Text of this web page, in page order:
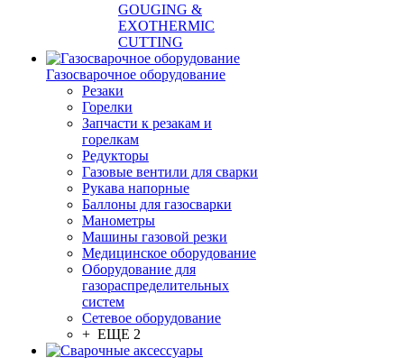
GOUGING &
EXOTHERMIC
CUTTING
Газосварочное оборудование
Резаки
Горелки
Запчасти к резакам и
горелкам
Редукторы
Газовые вентили для сварки
Рукава напорные
Баллоны для газосварки
Манометры
Машины газовой резки
Медицинское оборудование
Оборудование для
газораспределительных
систем
Сетевое оборудование
+ ЕЩЕ 2